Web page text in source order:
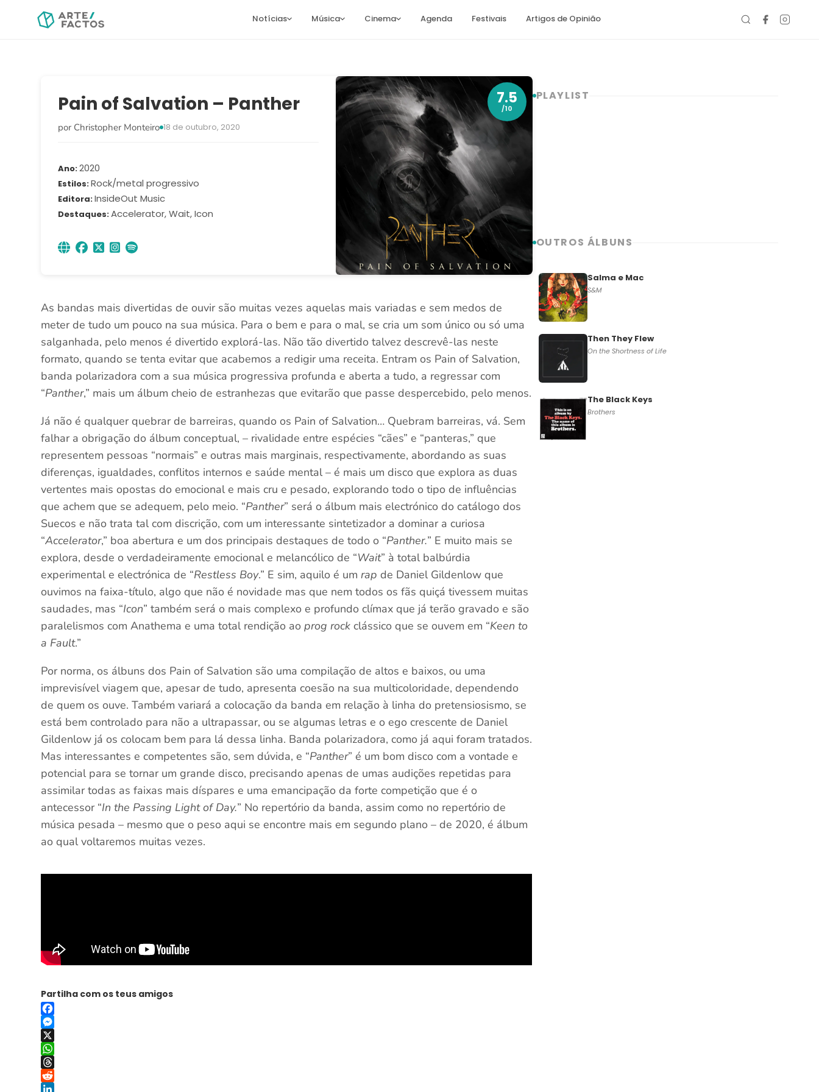
Notícias Música Cinema Agenda Festivais Artigos de Opinião
Pain of Salvation – Panther
por Christopher Monteiro 18 de outubro, 2020
Ano 2020
Estilos Rock/metal progressivo
Editora InsideOut Music
Destaques Accelerator, Wait, Icon
7.5
/10
As bandas mais divertidas de ouvir são muitas vezes aquelas mais variadas e sem medos de
meter de tudo um pouco na sua música. Para o bem e para o mal, se cria um som único ou só uma
salganhada, pelo menos é divertido explorá-las. Não tão divertido talvez descrevê-las neste
formato, quando se tenta evitar que acabemos a redigir uma receita. Entram os Pain of Salvation,
banda polarizadora com a sua música progressiva profunda e aberta a tudo, a regressar com
“Panther,” mais um álbum cheio de estranhezas que evitarão que passe despercebido, pelo menos.
Já não é qualquer quebrar de barreiras, quando os Pain of Salvation… Quebram barreiras, vá. Sem
falhar a obrigação do álbum conceptual, – rivalidade entre espécies “cães” e “panteras,” que
representem pessoas “normais” e outras mais marginais, respectivamente, abordando as suas
diferenças, igualdades, conflitos internos e saúde mental – é mais um disco que explora as duas
vertentes mais opostas do emocional e mais cru e pesado, explorando todo o tipo de influências
que achem que se adequem, pelo meio. “Panther” será o álbum mais electrónico do catálogo dos
Suecos e não trata tal com discrição, com um interessante sintetizador a dominar a curiosa
“Accelerator,” boa abertura e um dos principais destaques de todo o “Panther.” E muito mais se
explora, desde o verdadeiramente emocional e melancólico de “Wait” à total balbúrdia
experimental e electrónica de “Restless Boy.” E sim, aquilo é umrap de Daniel Gildenlow que
ouvimos na faixa-título, algo que não é novidade mas que nem todos os fãs quiçá tivessem muitas
saudades, mas “Icon” também será o mais complexo e profundo clímax que já terão gravado e são
paralelismos com Anathema e uma total rendição aoprog rock clássico que se ouvem em “Keen to
a Fault.”
Por norma, os álbuns dos Pain of Salvation são uma compilação de altos e baixos, ou uma
imprevisível viagem que, apesar de tudo, apresenta coesão na sua multicoloridade, dependendo
de quem os ouve. Também variará a colocação da banda em relação à linha do pretensiosismo, se
está bem controlado para não a ultrapassar, ou se algumas letras e o ego crescente de Daniel
Gildenlow já os colocam bem para lá dessa linha. Banda polarizadora, como já aqui foram tratados.
Mas interessantes e competentes são, sem dúvida, e “Panther” é um bom disco com a vontade e
potencial para se tornar um grande disco, precisando apenas de umas audições repetidas para
assimilar todas as faixas mais díspares e uma emancipação da forte competição que é o
antecessor “In the Passing Light of Day.” No repertório da banda, assim como no repertório de
música pesada – mesmo que o peso aqui se encontre mais em segundo plano – de 2020, é álbum
ao qual voltaremos muitas vezes.
Partilha com os teus amigos
Facebook
Messenger
X
WhatsApp
Threads
Reddit
PLAYLIST
OUTROS ÁLBUNS
Salma e Mac
S&M
Then They Flew
On the Shortness of Life
The Black Keys
Brothers